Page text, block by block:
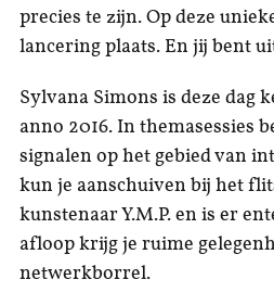
precies te zijn. Op deze
lancering plaats. En jij bent
Sylvana Simons is deze dag
anno 2016. In themasessies
signalen op het gebied van
kun je aanschuiven bij het
kunstenaar Y.M.P. en is er
afloop krijg je ruime
netwerkborrel.